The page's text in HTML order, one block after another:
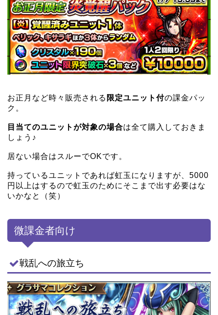
お正月など時々販売される 限定ユニット付の課金パッ
ク。
目当てのユニットが対象の場合は全て購入しておきま
しょう♪
居ない場合はスルーでOKです。
持っているユニットであれば虹玉になりますが、5000
円以上はするので虹玉のためにそこまで出す必要はな
いかなと（笑）
微課金者向け
戦乱への旅立ち